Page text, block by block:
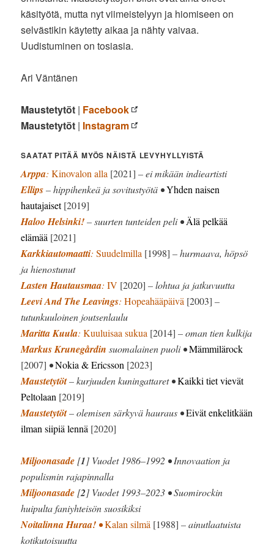
käsityötä, mutta nyt viimeistelyyn ja hiomiseen on
selvästikin käytetty aikaa ja nähty vaivaa.
Uudistuminen on tosiasia.
Ari Väntänen
Maustetytöt | Facebook
Maustetytöt | Instagram
SAATAT PITÄÄ MYÖS NÄISTÄ LEVYHYLLYISTÄ
Arppa:Kinovalon alla [2021] – ei mikään indieartisti
Ellips– hippihenkeä ja sovitustyötä •Yhden naisen
hautajaiset[2019]
Haloo Helsinki!– suurten tunteiden peli •Älä pelkää
elämää [2021]
Karkkiautomaatti:Suudelmilla [1998] – hurmaava, höpsö
ja hienostunut
Lasten Hautausmaa:IV [2020] – lohtua ja jatkuvuutta
Leevi And The Leavings:Hopeahääpäivä [2003] –
tutunkuuloinen joutsenlaulu
Maritta Kuula:Kuuluisaa sukua [2014] – oman tien kulkija
Markus Krunegårdin suomalainen puoli •Mämmilärock
[2007] •Nokia & Ericsson [2023]
Maustetytöt– kurjuuden kuningattaret •Kaikki tiet vievät
Peltolaan [2019]
Maustetytöt– olemisen särkyvä hauraus •Eivät enkelitkään
ilman siipiä lennä [2020]
Miljoonasade [1] Vuodet 1986–1992 • Innovaation ja
populismin rajapinnalla
Miljoonasade [2] Vuodet 1993–2023 • Suomirockin
huipulta faniyhteisön suosikiksi
Noitalinna Huraa! •Kalan silmä [1988] – ainutlaatuista
kotikutoisuutta